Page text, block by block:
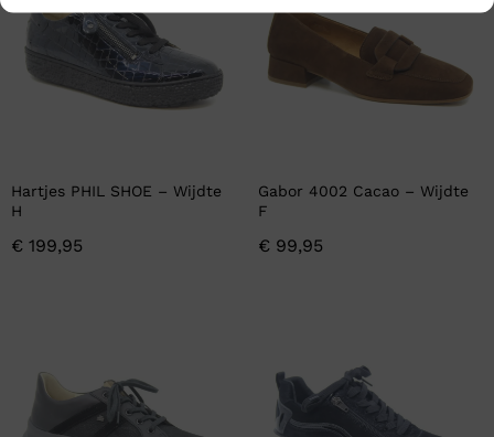
Hartjes PHIL SHOE – Wijdte
H
€ 199,95
Gabor 4002 Cacao – Wijdte
F
€ 99,95